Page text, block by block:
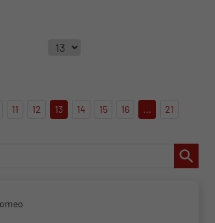
11 12 13 14 15 16 ... 21